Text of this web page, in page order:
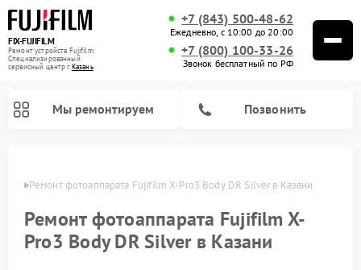
FIX-FUJIFILM
Ремонт устройств Fujifilm
Специализированный
cервисный центр г.Казань
+7 (843) 500-48-62
Ежедневно, с 10:00 до 20:00
+7 (800) 100-33-26
Звонок бесплатный по РФ
Мы ремонтируем Позвонить
Ремонт фотоаппарата Fujifilm X-Pro3 Body DR Silver в Казани
Ремонт фотоаппарата Fujifilm X-
Pro3 Body DR Silver в Казани